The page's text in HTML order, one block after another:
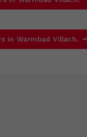
in Warmbad Villach.